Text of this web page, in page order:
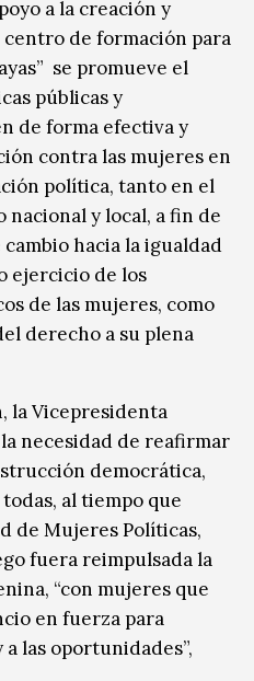
a la creación y
de formación para
se promueve el
públicas y
de forma efectiva y
contra las mujeres en
política, tanto en el
y local, a fin de
hacia la igualdad
ejercicio de los
de las mujeres, como
derecho a su plena
la Vicepresidenta
necesidad de reafirmar
democrática,
al tiempo que
de Mujeres Políticas,
fuera reimpulsada la
“con mujeres que
en fuerza para
las oportunidades”,